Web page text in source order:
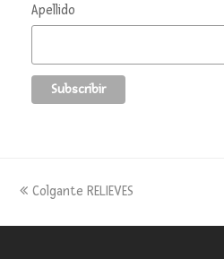
Apellido
previous
Colgante RELIEVES